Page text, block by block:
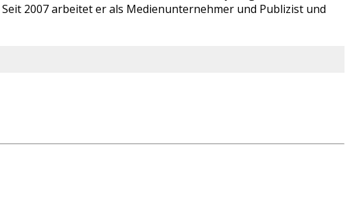
2007 arbeitet er als Medienunternehmer und Publizist und